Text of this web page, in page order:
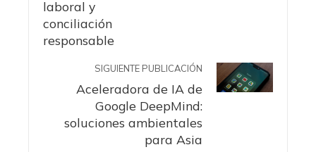
SIGUIENTE PUBLICACIÓN
Aceleradora de IA de
Google DeepMind:
soluciones ambientales
para Asia